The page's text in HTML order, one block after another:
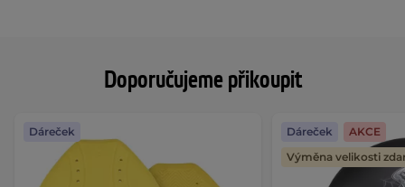
Doporučujeme přikoupit
Dáreček Dáreček
AKCE
Výměna velikosti